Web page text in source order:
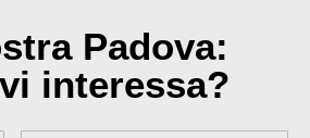
Padova:
interessa?